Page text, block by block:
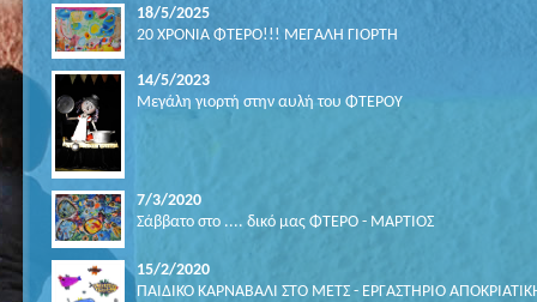
18/5/2025
20 ΧΡΟΝΙΑ ΦΤΕΡΟ!!! ΜΕΓΑΛΗ ΓΙΟΡΤΗ
14/5/2023
Μεγάλη γιορτή στην αυλή του ΦΤΕΡΟΥ
7/3/2020
Σάββατο στο .... δικό μας ΦΤΕΡΟ - ΜΑΡΤΙΟΣ
15/2/2020
ΠΑΙΔΙΚΟ ΚΑΡΝΑΒΑΛΙ ΣΤΟ ΜΕΤΣ - ΕΡΓΑΣΤΗΡΙΟ